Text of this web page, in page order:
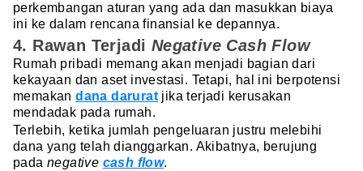
perkembangan aturan yang ada dan masukkan biaya
ini ke dalam rencana finansial ke depannya.
4. Rawan Terjadi Negative Cash Flow
Rumah pribadi memang akan menjadi bagian dari
kekayaan dan aset investasi. Tetapi, hal ini berpotensi
memakandana darurat jika terjadi kerusakan
mendadak pada rumah.
Terlebih, ketika jumlah pengeluaran justru melebihi
dana yang telah dianggarkan. Akibatnya, berujung
pada negative cash flow.